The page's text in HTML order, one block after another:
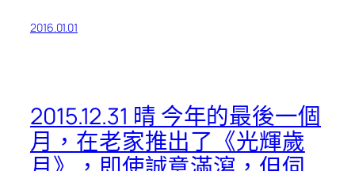
2016.01.01
2015.12.31 晴 今年的最後一個
月，在老家推出了《光輝歲